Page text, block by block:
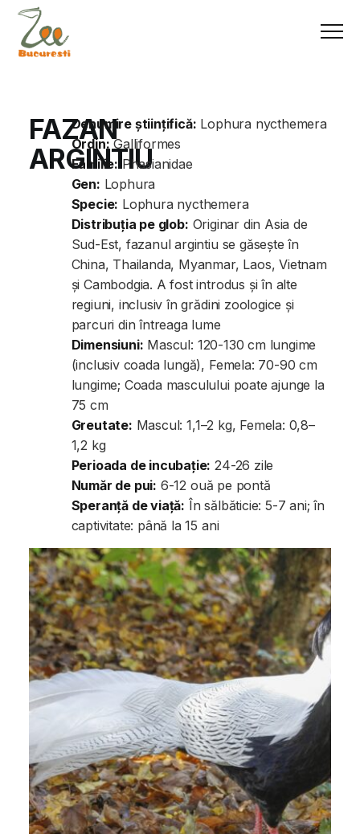
FAZAN
ARGINTIU
Denumire științifică: Lophura nycthemera
Ordin:Galliformes
Familie: Phasianidae
Gen: Lophura
Specie: Lophura nycthemera
Distribuția pe glob: Originar din Asia de
Sud-Est, fazanul argintiu se găsește în
China, Thailanda, Myanmar, Laos, Vietnam
și Cambodgia. A fost introdus și în alte
regiuni, inclusiv în grădini zoologice și
parcuri din întreaga lume
Dimensiuni: Mascul: 120-130 cm lungime
(inclusiv coada lungă), Femela: 70-90 cm
lungime; Coada masculului poate ajunge la
75 cm
Greutate: Mascul: 1,1–2 kg, Femela: 0,8–
1,2 kg
Perioada de incubație: 24-26 zile
Număr de pui: 6-12 ouă pe pontă
Speranță de viață: În sălbăticie: 5-7 ani; în
captivitate: până la 15 ani